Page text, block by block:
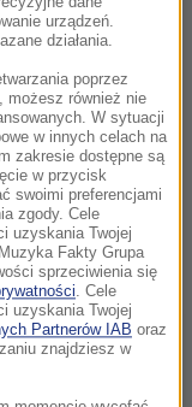
projekty jak:
sprzęt do ponad
inwestycje w
video:
urządzeń.
działania.
poprzez
możesz również nie
W sytuacji
w innych celach na
zakresie dostępne są
w przycisk
swoimi preferencjami
zgody. Cele
uzyskania Twojej
Fakty Grupa
sprzeciwienia się
. Cele
uzyskania Twojej
Partnerów IAB oraz
znajdziesz w